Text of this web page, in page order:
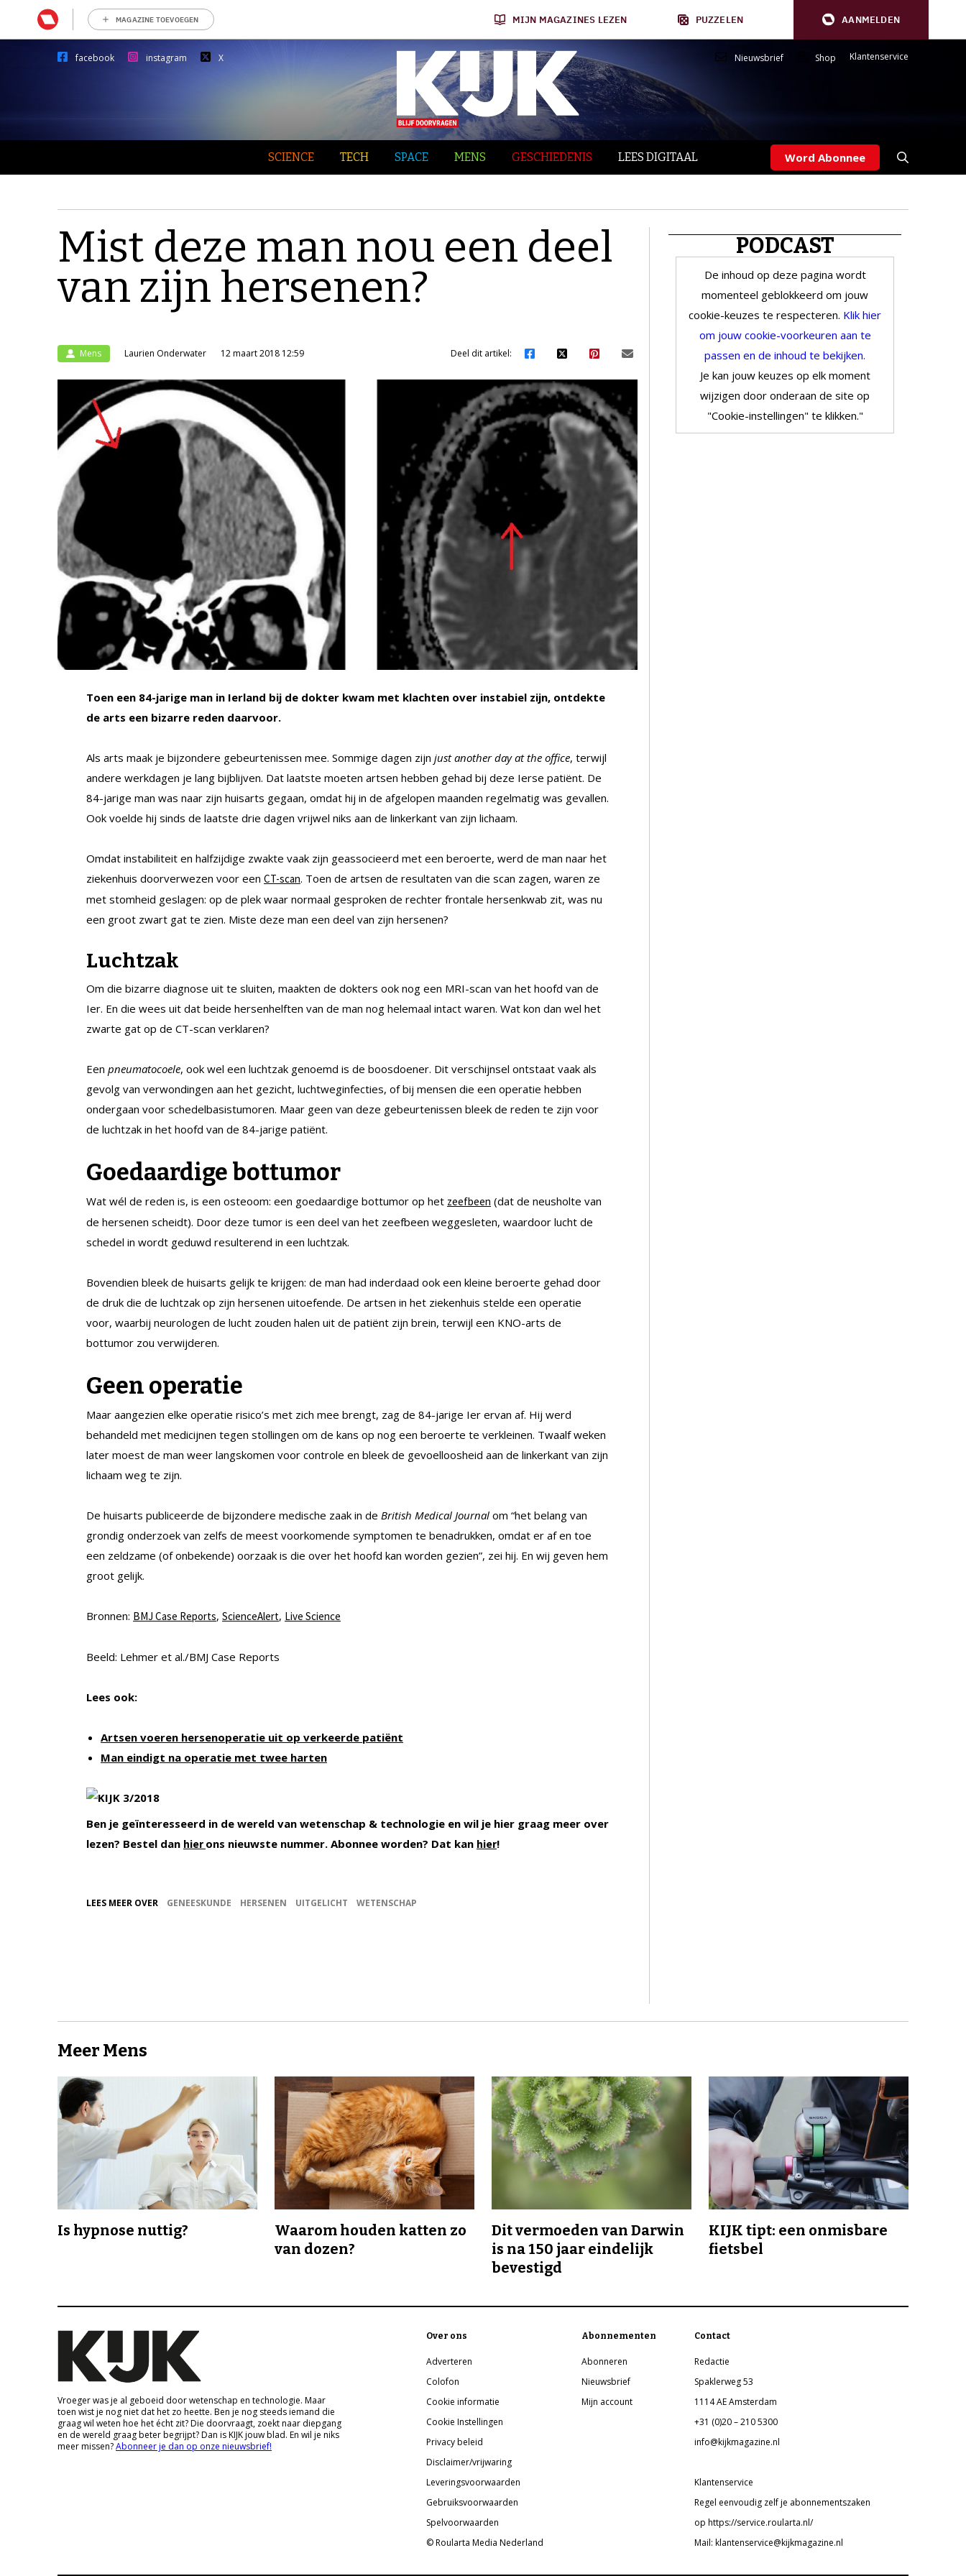
MAGAZINE TOEVOEGEN MIJN MAGAZINES LEZEN PUZZELEN AANMELDEN
facebook instagram X Nieuwsbrief Shop Klantenservice
SCIENCE TECH SPACE MENS GESCHIEDENIS LEES DIGITAAL Word Abonnee
Mist deze man nou een deel
van zijn hersenen?
Mens Laurien Onderwater 12 maart 2018 12:59 Deel dit artikel:
Toen een 84-jarige man in Ierland bij de dokter kwam met klachten over instabiel zijn, ontdekte
de arts een bizarre reden daarvoor.
Als arts maak je bijzondere gebeurtenissen mee. Sommige dagen zijn just another day at the office, terwijl
andere werkdagen je lang bijblijven. Dat laatste moeten artsen hebben gehad bij deze Ierse patiënt. De
84-jarige man was naar zijn huisarts gegaan, omdat hij in de afgelopen maanden regelmatig was gevallen.
Ook voelde hij sinds de laatste drie dagen vrijwel niks aan de linkerkant van zijn lichaam.
Omdat instabiliteit en halfzijdige zwakte vaak zijn geassocieerd met een beroerte, werd de man naar het
ziekenhuis doorverwezen voor een CT-scan. Toen de artsen de resultaten van die scan zagen, waren ze
met stomheid geslagen: op de plek waar normaal gesproken de rechter frontale hersenkwab zit, was nu
een groot zwart gat te zien. Miste deze man een deel van zijn hersenen?
Luchtzak
Om die bizarre diagnose uit te sluiten, maakten de dokters ook nog een MRI-scan van het hoofd van de
Ier. En die wees uit dat beide hersenhelften van de man nog helemaal intact waren. Wat kon dan wel het
zwarte gat op de CT-scan verklaren?
Een pneumatocoele, ook wel een luchtzak genoemd is de boosdoener. Dit verschijnsel ontstaat vaak als
gevolg van verwondingen aan het gezicht, luchtweginfecties, of bij mensen die een operatie hebben
ondergaan voor schedelbasistumoren. Maar geen van deze gebeurtenissen bleek de reden te zijn voor
de luchtzak in het hoofd van de 84-jarige patiënt.
Goedaardige bottumor
Wat wél de reden is, is een osteoom: een goedaardige bottumor op het zeefbeen (dat de neusholte van
de hersenen scheidt). Door deze tumor is een deel van het zeefbeen weggesleten, waardoor lucht de
schedel in wordt geduwd resulterend in een luchtzak.
Bovendien bleek de huisarts gelijk te krijgen: de man had inderdaad ook een kleine beroerte gehad door
de druk die de luchtzak op zijn hersenen uitoefende. De artsen in het ziekenhuis stelde een operatie
voor, waarbij neurologen de lucht zouden halen uit de patiënt zijn brein, terwijl een KNO-arts de
bottumor zou verwijderen.
Geen operatie
Maar aangezien elke operatie risico’s met zich mee brengt, zag de 84-jarige Ier ervan af. Hij werd
behandeld met medicijnen tegen stollingen om de kans op nog een beroerte te verkleinen. Twaalf weken
later moest de man weer langskomen voor controle en bleek de gevoelloosheid aan de linkerkant van zijn
lichaam weg te zijn.
De huisarts publiceerde de bijzondere medische zaak in de British Medical Journal om “het belang van
grondig onderzoek van zelfs de meest voorkomende symptomen te benadrukken, omdat er af en toe
een zeldzame (of onbekende) oorzaak is die over het hoofd kan worden gezien”, zei hij. En wij geven hem
groot gelijk.
Bronnen: BMJ Case Reports, ScienceAlert, Live Science
Beeld: Lehmer et al./BMJ Case Reports
Lees ook:
Artsen voeren hersenoperatie uit op verkeerde patiënt
Man eindigt na operatie met twee harten
Ben je geïnteresseerd in de wereld van wetenschap & technologie en wil je hier graag meer over
lezen? Bestel dan hier ons nieuwste nummer. Abonnee worden? Dat kan hier!
LEES MEER OVER GENEESKUNDE HERSENEN UITGELICHT WETENSCHAP
PODCAST
De inhoud op deze pagina wordt
momenteel geblokkeerd om jouw
cookie-keuzes te respecteren. Klik hier
om jouw cookie-voorkeuren aan te
passen en de inhoud te bekijken.
Je kan jouw keuzes op elk moment
wijzigen door onderaan de site op
"Cookie-instellingen" te klikken."
Meer Mens
Is hypnose nuttig?
Waarom houden katten zo
van dozen?
Dit vermoeden van Darwin
is na 150 jaar eindelijk
bevestigd
KIJK tipt: een onmisbare
fietsbel
Vroeger was je al geboeid door wetenschap en technologie. Maar
toen wist je nog niet dat het zo heette. Ben je nog steeds iemand die
graag wil weten hoe het écht zit? Die doorvraagt, zoekt naar diepgang
en de wereld graag beter begrijpt? Dan is KIJK jouw blad. En wil je niks
meer missen?Abonneer je dan op onze nieuwsbrief!
Over ons
Adverteren
Colofon
Cookie informatie
Cookie Instellingen
Privacy beleid
Disclaimer/vrijwaring
Leveringsvoorwaarden
Gebruiksvoorwaarden
Spelvoorwaarden
© Roularta Media Nederland
Abonnementen
Abonneren
Nieuwsbrief
Mijn account
Contact
Redactie
Spaklerweg 53
1114 AE Amsterdam
+31 (0)20 – 210 5300
info@kijkmagazine.nl
Klantenservice
Regel eenvoudig zelf je abonnementszaken
op https://service.roularta.nl/
Mail: klantenservice@kijkmagazine.nl